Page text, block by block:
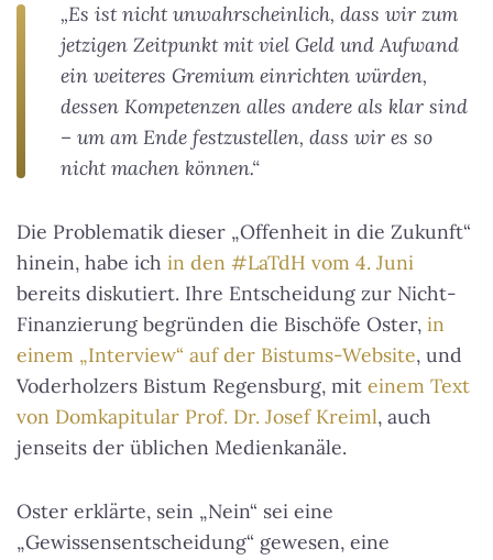
„Es ist nicht unwahrscheinlich, dass wir zum
jetzigen Zeitpunkt mit viel Geld und Aufwand
ein weiteres Gremium einrichten würden,
dessen Kompetenzen alles andere als klar sind
– um am Ende festzustellen, dass wir es so
nicht machen können.“
Die Problematik dieser „Offenheit in die Zukunft“
hinein, habe ich in den #LaTdH vom 4. Juni
bereits diskutiert. Ihre Entscheidung zur Nicht-
Finanzierung begründen die Bischöfe Oster, in
einem „Interview“ auf der Bistums-Website, und
Voderholzers Bistum Regensburg, mit einem Text
von Domkapitular Prof. Dr. Josef Kreiml, auch
jenseits der üblichen Medienkanäle.
Oster erklärte, sein „Nein“ sei eine
„Gewissensentscheidung“ gewesen, eine